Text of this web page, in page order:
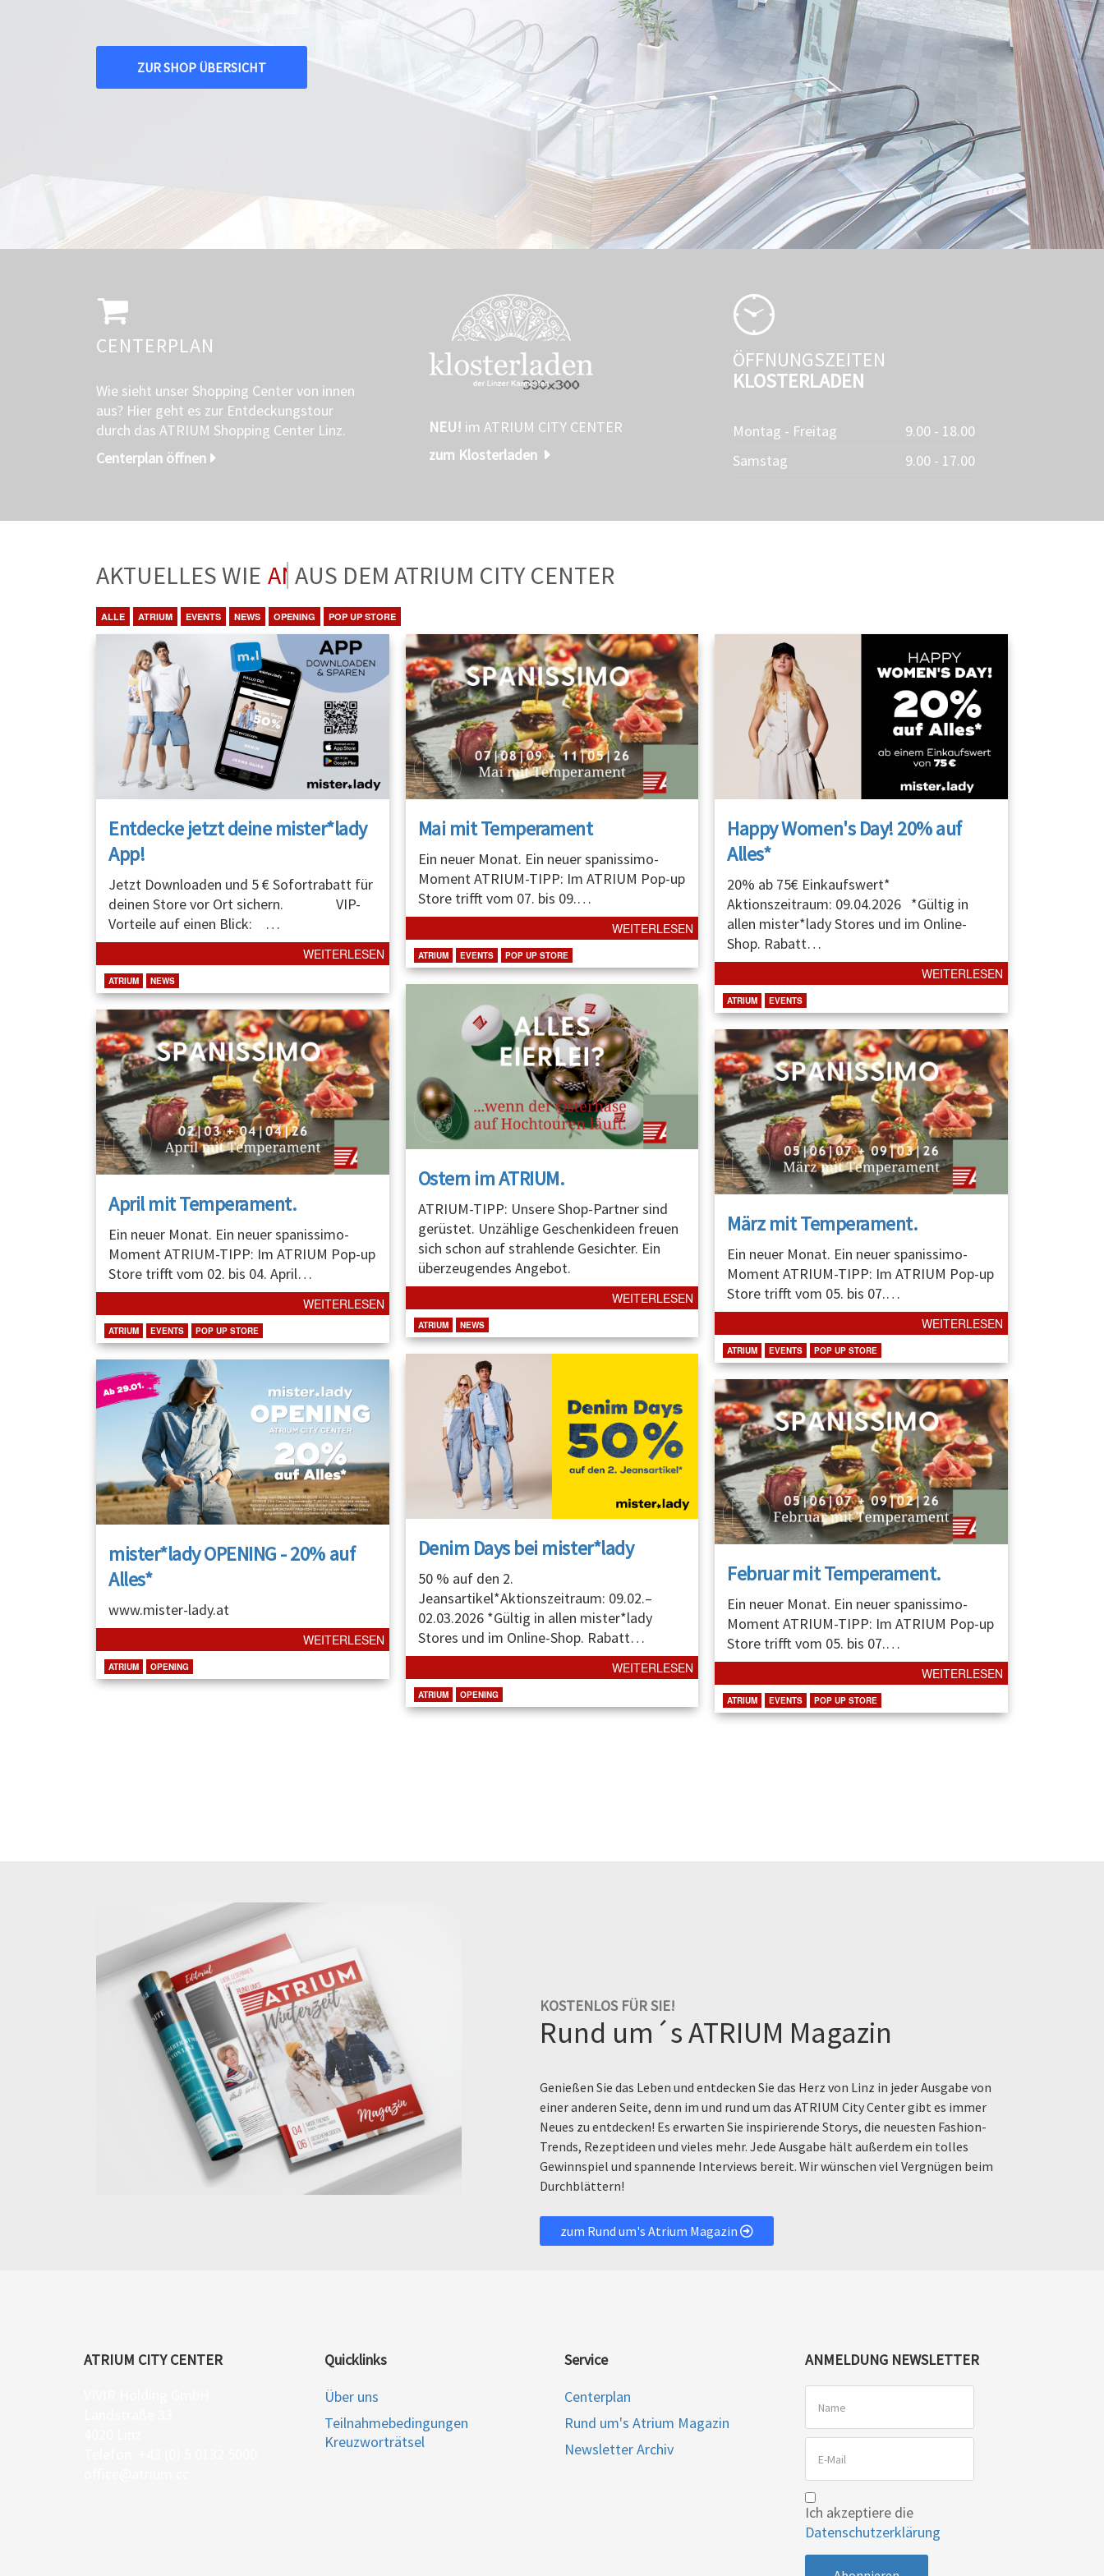
ZUR SHOP ÜBERSICHT
CENTERPLAN
Wie sieht unser Shopping Center von innen
aus? Hier geht es zur Entdeckungstour
durch das ATRIUM Shopping Center Linz.
Centerplan öffnen
NEU! im ATRIUM CITY CENTER
zum Klosterladen
ÖFFNUNGSZEITEN
KLOSTERLADEN
Montag - Freitag
9.00 - 18.00
Samstag
9.00 - 17.00
AKTUELLES WIE ANGEBOTE AUS DEM ATRIUM CITY CENTER
ALLE ATRIUM EVENTS NEWS OPENING POP UP STORE
Entdecke jetzt deine mister*lady
App!
Jetzt Downloaden und 5 € Sofortrabatt für
deinen Store vor Ort sichern. VIP-
Vorteile auf einen Blick: …
WEITERLESEN
ATRIUM NEWS
Mai mit Temperament
Ein neuer Monat. Ein neuer spanissimo-
Moment ATRIUM-TIPP: Im ATRIUM Pop-up
Store trifft vom 07. bis 09.…
WEITERLESEN
ATRIUM EVENTS POP UP STORE
Happy Women's Day! 20% auf
Alles*
20% ab 75€ Einkaufswert*
Aktionszeitraum: 09.04.2026 *Gültig in
allen mister*lady Stores und im Online-
Shop. Rabatt…
WEITERLESEN
ATRIUM EVENTS
Ostern im ATRIUM.
ATRIUM-TIPP: Unsere Shop-Partner sind
gerüstet. Unzählige Geschenkideen freuen
sich schon auf strahlende Gesichter. Ein
überzeugendes Angebot.
WEITERLESEN
ATRIUM NEWS
April mit Temperament.
Ein neuer Monat. Ein neuer spanissimo-
Moment ATRIUM-TIPP: Im ATRIUM Pop-up
Store trifft vom 02. bis 04. April…
WEITERLESEN
ATRIUM EVENTS POP UP STORE
März mit Temperament.
Ein neuer Monat. Ein neuer spanissimo-
Moment ATRIUM-TIPP: Im ATRIUM Pop-up
Store trifft vom 05. bis 07.…
WEITERLESEN
ATRIUM EVENTS POP UP STORE
Denim Days bei mister*lady
50 % auf den 2.
Jeansartikel*Aktionszeitraum: 09.02.–
02.03.2026 *Gültig in allen mister*lady
Stores und im Online-Shop. Rabatt…
WEITERLESEN
ATRIUM OPENING
mister*lady OPENING - 20% auf
Alles*
www.mister-lady.at
WEITERLESEN
ATRIUM OPENING
Februar mit Temperament.
Ein neuer Monat. Ein neuer spanissimo-
Moment ATRIUM-TIPP: Im ATRIUM Pop-up
Store trifft vom 05. bis 07.…
WEITERLESEN
ATRIUM EVENTS POP UP STORE
KOSTENLOS FÜR SIE!
Rund um´s ATRIUM Magazin
Genießen Sie das Leben und entdecken Sie das Herz von Linz in jeder Ausgabe von
einer anderen Seite, denn im und rund um das ATRIUM City Center gibt es immer
Neues zu entdecken! Es erwarten Sie inspirierende Storys, die neuesten Fashion-
Trends, Rezeptideen und vieles mehr. Jede Ausgabe hält außerdem ein tolles
Gewinnspiel und spannende Interviews bereit. Wir wünschen viel Vergnügen beim
Durchblättern!
zum Rund um's Atrium Magazin
ATRIUM CITY CENTER
Quicklinks
Über uns
Teilnahmebedingungen
Kreuzworträtsel
Service
Centerplan
Rund um's Atrium Magazin
Newsletter Archiv
ANMELDUNG NEWSLETTER
Ich akzeptiere die
Datenschutzerklärung